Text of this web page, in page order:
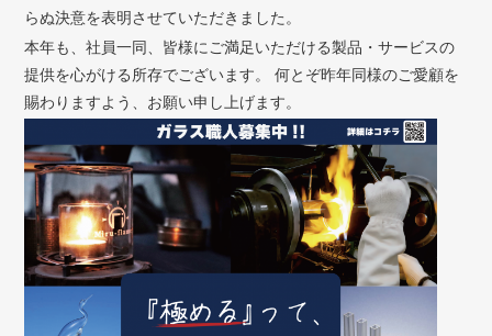
らぬ決意を表明させていただきました。
本年も、社員一同、皆様にご満足いただける製品・サービスの
提供を心がける所存でございます。 何とぞ昨年同様のご愛顧を
賜わりますよう、お願い申し上げます。